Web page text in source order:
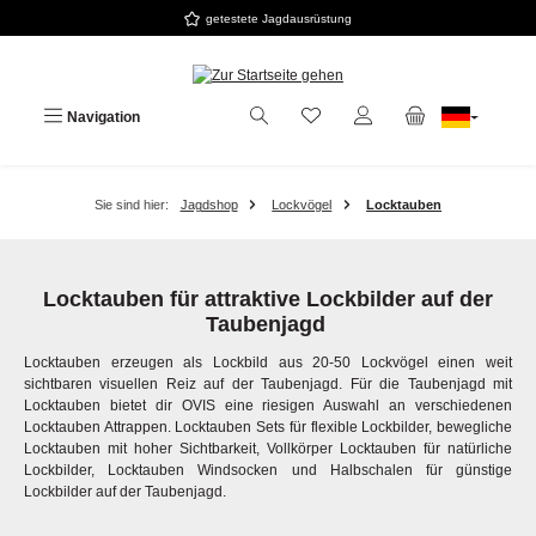
getestete Jagdausrüstung
Navigation
Sie sind hier: Jagdshop Lockvögel Locktauben
Locktauben für attraktive Lockbilder auf der
Taubenjagd
Locktauben erzeugen als Lockbild aus 20-50 Lockvögel einen weit
sichtbaren visuellen Reiz auf der Taubenjagd. Für die Taubenjagd mit
Locktauben bietet dir OVIS eine riesigen Auswahl an verschiedenen
Locktauben Attrappen. Locktauben Sets für flexible Lockbilder, bewegliche
Locktauben mit hoher Sichtbarkeit, Vollkörper Locktauben für natürliche
Lockbilder, Locktauben Windsocken und Halbschalen für günstige
Lockbilder auf der Taubenjagd.